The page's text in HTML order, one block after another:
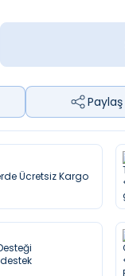
Paylaş
Ücretsiz Kargo